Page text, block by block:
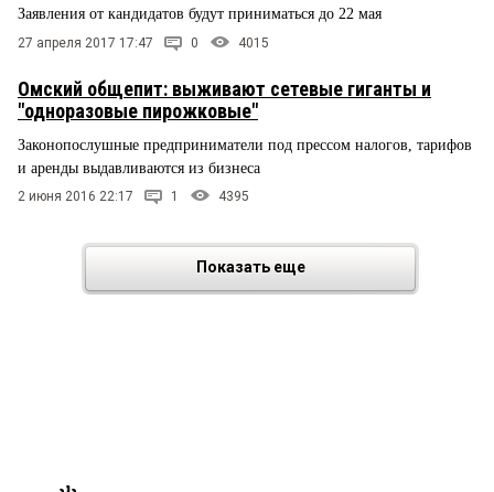
Заявления от кандидатов будут приниматься до 22 мая
27 апреля 2017 17:47 0 4015
Омский общепит: выживают сетевые гиганты и
"одноразовые пирожковые"
Законопослушные предприниматели под прессом налогов, тарифов
и аренды выдавливаются из бизнеса
2 июня 2016 22:17 1 4395
Показать еще